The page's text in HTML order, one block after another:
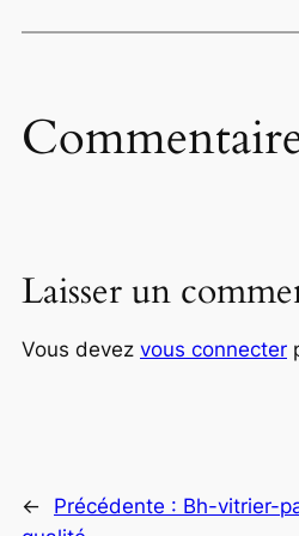
Laisser un
Vous devez vous connecter
← Précédente : Bh-vitrier-